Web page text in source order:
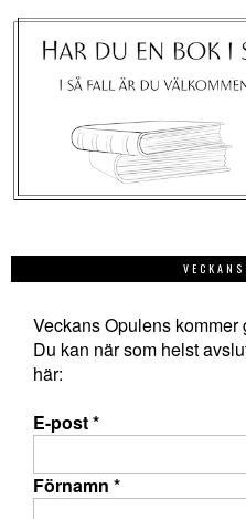
Veckans Opulens
Du kan när som helst
här:
E-post*
Förnamn *